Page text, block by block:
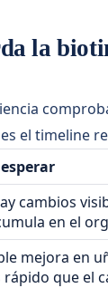
la
el timeline
cambios
en el
mejora en
rápido que el